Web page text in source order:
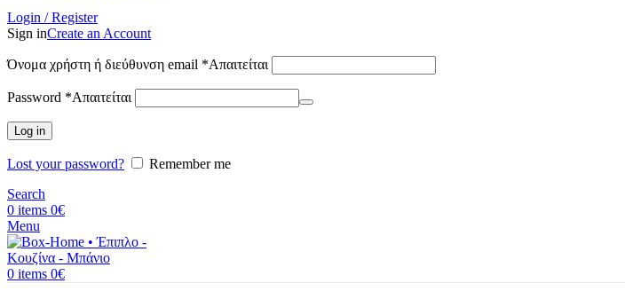
Login / Register
Sign inCreate an Account
Όνομα χρήστη ή διεύθυνση email *Απαιτείται
Password *Απαιτείται
Log in
Lost your password?
Remember me
Search
0 items 0€
Menu
0 items 0€